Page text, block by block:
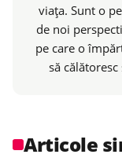
viața. Sunt o
de noi
pe care o
să
Articole